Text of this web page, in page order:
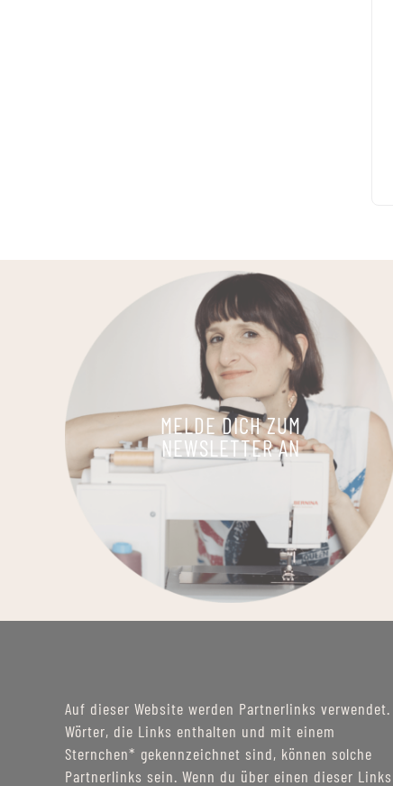
MELDE DICH ZUM
NEWSLETTER AN
Auf dieser Website werden Partnerlinks verwendet.
Wörter, die Links enthalten und mit einem
Sternchen* gekennzeichnet sind, können solche
Partnerlinks sein. Wenn du über einen dieser Links